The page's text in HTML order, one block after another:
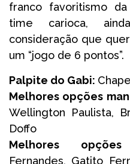
franco favoritismo
time carioca,
consideração que
um “jogo de 6 pontos”.
Palpite do Gabi:
Melhores opções
Wellington Paulista,
Doffo
Melhores
Fernandes, Gatito